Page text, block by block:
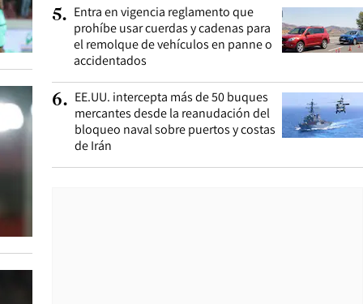
5. Entra en vigencia reglamento que
prohíbe usar cuerdas y cadenas para
el remolque de vehículos en panne o
accidentados
6. EE.UU. intercepta más de 50 buques
mercantes desde la reanudación del
bloqueo naval sobre puertos y costas
de Irán